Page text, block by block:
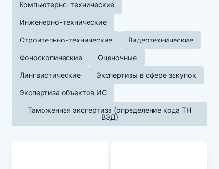
Компьютерно-технические
Инженерно-технические
Строительно-технические Видеотехнические
Фоноскопические Оценочные
Лингвистические Экспертизы в сфере закупок
Экспертиза объектов ИС
Таможенная экспертиза (определение кода ТН
ВЭД)